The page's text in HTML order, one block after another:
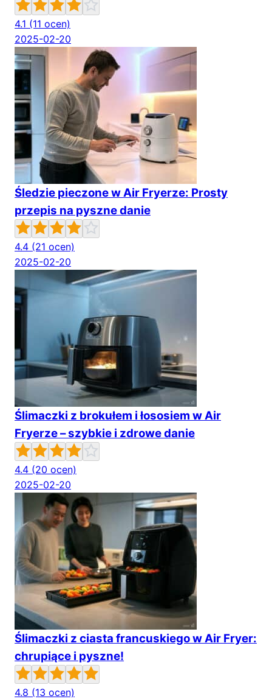
4.1 (11 ocen)
2025-02-20
Śledzie pieczone w Air Fryerze: Prosty
przepis na pyszne danie
4.4 (21 ocen)
2025-02-20
Ślimaczki z brokułem i łososiem w Air
Fryerze – szybkie i zdrowe danie
4.4 (20 ocen)
2025-02-20
Ślimaczki z ciasta francuskiego w Air Fryer:
chrupiące i pyszne!
4.8 (13 ocen)